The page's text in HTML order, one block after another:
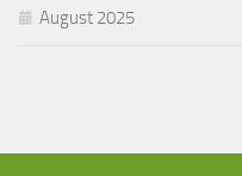
August 2025